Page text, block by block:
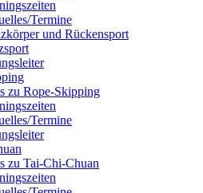
Termine
und Rückensport
zu Rope-Skipping
Termine
zu Tai-Chi-Chuan